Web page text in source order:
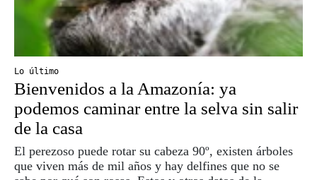
Lo último
Bienvenidos a la Amazonía: ya
podemos caminar entre la selva sin salir
de la casa
El perezoso puede rotar su cabeza 90º, existen árboles
que viven más de mil años y hay delfines que no se